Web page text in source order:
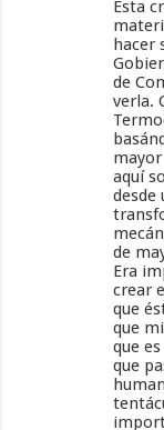
Esta
hacer
de
verla.
aquí
desde
de
Era
crear
que
que
que
que